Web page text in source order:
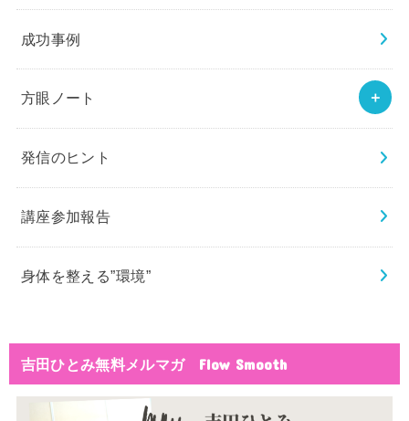
成功事例
方眼ノート
発信のヒント
講座参加報告
身体を整える”環境”
吉田ひとみ無料メルマガ Flow Smooth